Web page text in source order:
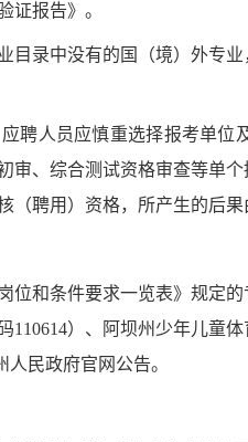
证报告》。
录中没有的国（境）外专
聘人员应慎重选择报考单
审、 综合测试资格审查等单
聘用）资格，所产生的后果
和条件要求一览表》规定的
110614）、 阿坝州少年儿童
人民政府官网 公告。